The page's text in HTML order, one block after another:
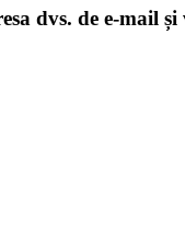
dvs. de e-mail